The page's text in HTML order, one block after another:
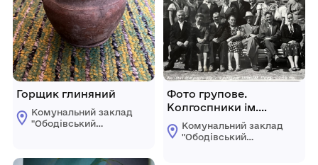
Горщик глиняний
Комунальний заклад
"Ободівський
сільської ради
Фото групове.
Колгоспники ім.
Котовського в місті
Київ, 1964 р.
Комунальний заклад
"Ободівський